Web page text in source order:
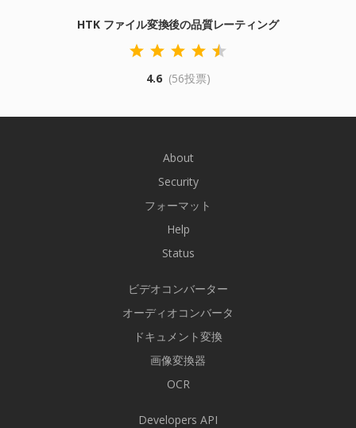
HTK ファイル変換後の品質レーティング
4.6 (56投票)
About
Security
フォーマット
Help
Status
ビデオコンバーター
オーディオコンバータ
ドキュメント変換
画像変換器
OCR
Developers API